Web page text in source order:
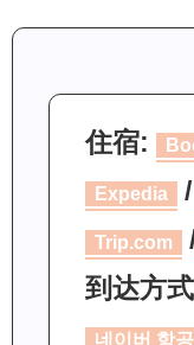
住宿:
Expedia /
Trip.com
到达方式
네이버 항